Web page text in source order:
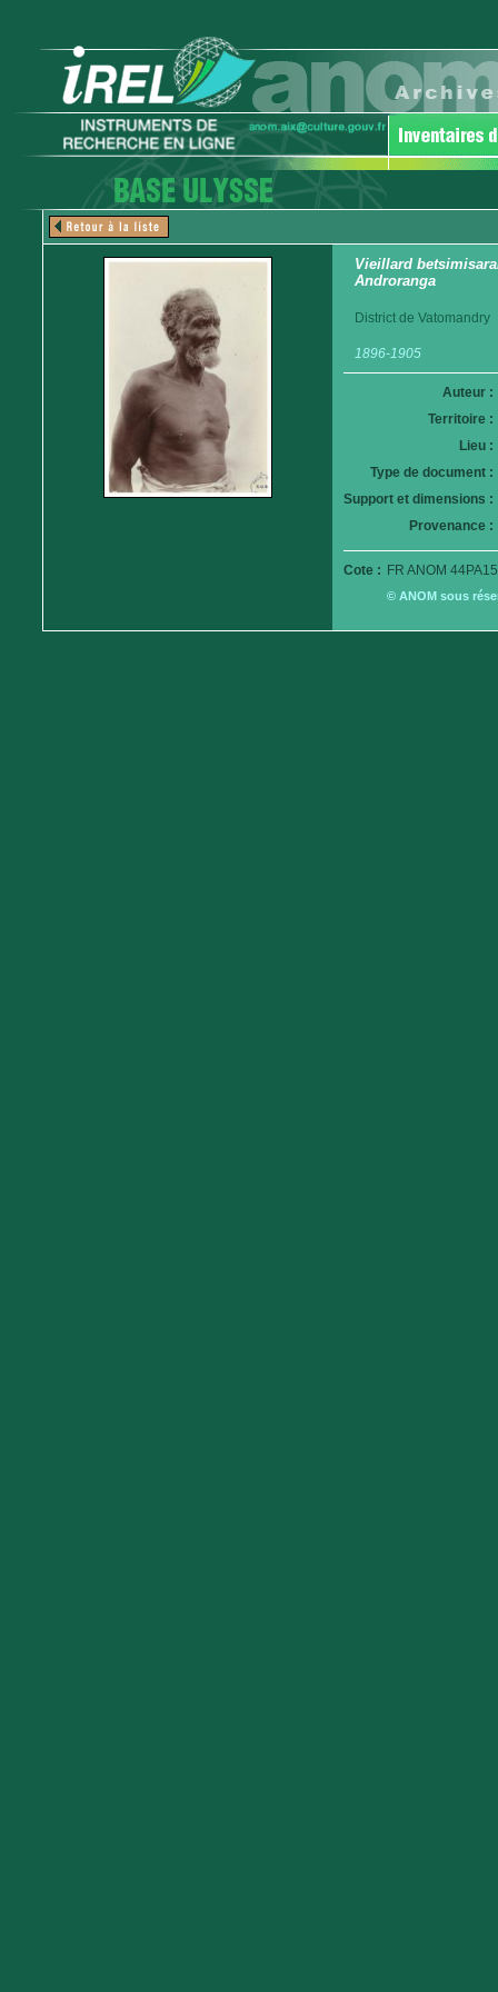
Vieillard
Androranga
District de Vatomandry
1896-1905
Auteur :
Territoire :
Lieu :
Type de document :
Support et dimensions :
Provenance :
Cote : FR ANOM
© ANOM sous